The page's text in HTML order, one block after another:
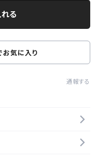
る
お気に入り
通報する